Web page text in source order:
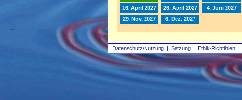
Datenschutz/Nutzung | Satzung | Ethik-Richtlinien |
16. April 2027
26. April 2027 4. Juni 2027
29. Nov. 2027
6. Dez. 2027